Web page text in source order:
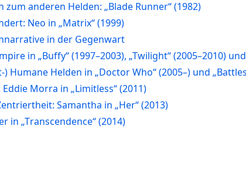
anderen Helden: „Blade Runner“ (1982)
Neo in „Matrix“ (1999)
in der Gegenwart
in „Buffy“ (1997–2003), „Twilight“ (2005–2010)
Humane Helden in „Doctor Who“ (2005–) und
Morra in „Limitless“ (2011)
Samantha in „Her“ (2013)
in „Transcendence“ (2014)